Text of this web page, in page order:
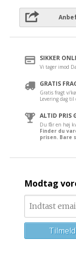
SIKKER
Vi tager imod
GRATIS
Gratis fragt v/
Levering dag til
ALTID PRIS
Du får en høj
Finder du
prisen. Bare
Modtag